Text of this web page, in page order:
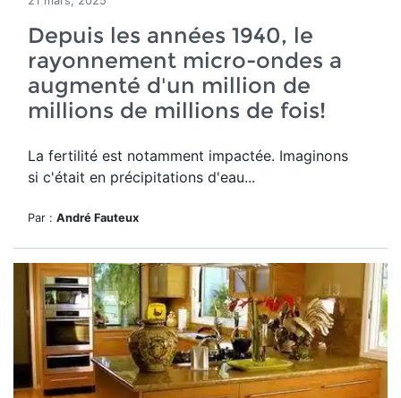
Depuis les années 1940, le
rayonnement micro-ondes a
augmenté d'un million de
millions de millions de fois!
La fertilité est notamment impactée. Imaginons
si c'était en précipitations d'eau...
Par : André Fauteux